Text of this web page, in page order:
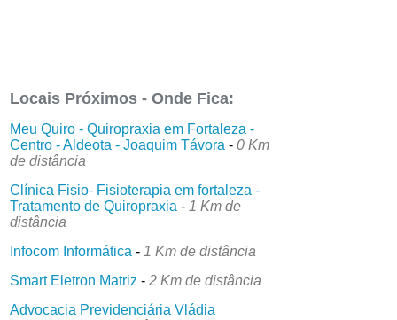
Locais Próximos - Onde Fica:
Meu Quiro - Quiropraxia em Fortaleza -
Centro - Aldeota - Joaquim Távora -0 Km
de distância
Clínica Fisio- Fisioterapia em fortaleza -
Tratamento de Quiropraxia - 1 Km de
distância
Infocom Informática - 1 Km de distância
Smart Eletron Matriz -2 Km de distância
Advocacia Previdenciária Vládia